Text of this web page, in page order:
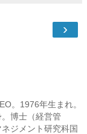
›
。1976年生まれ。
博士（経営管
ジメント研究科国